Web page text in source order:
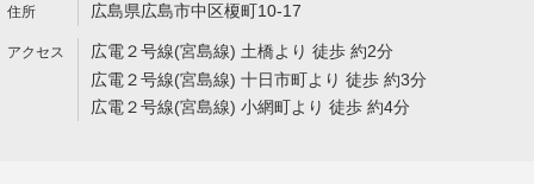
広島県広島市中区榎町10-17
広電２号線(宮島線) 土橋より 徒歩 約2分
広電２号線(宮島線) 十日市町より 徒歩 約3分
広電２号線(宮島線) 小網町より 徒歩 約4分